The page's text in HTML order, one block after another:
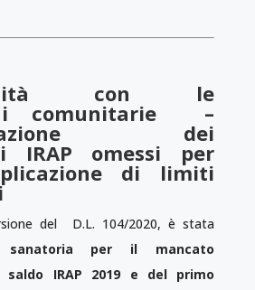
con le
comunitarie –
dei
IRAP omessi per
di limiti
del D.L. 104/2020, è stata
sanatoria
per il mancato
saldo IRAP 2019 e del primo